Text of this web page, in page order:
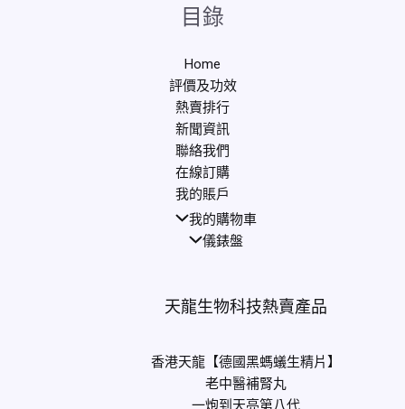
目錄
Home
評價及功效
熱賣排行
新聞資訊
聯絡我們
在線訂購
我的賬戶
我的購物車
儀錶盤
天龍生物科技熱賣產品
香港天龍【德國黑螞蟻生精片】
老中醫補腎丸
一炮到天亮第八代